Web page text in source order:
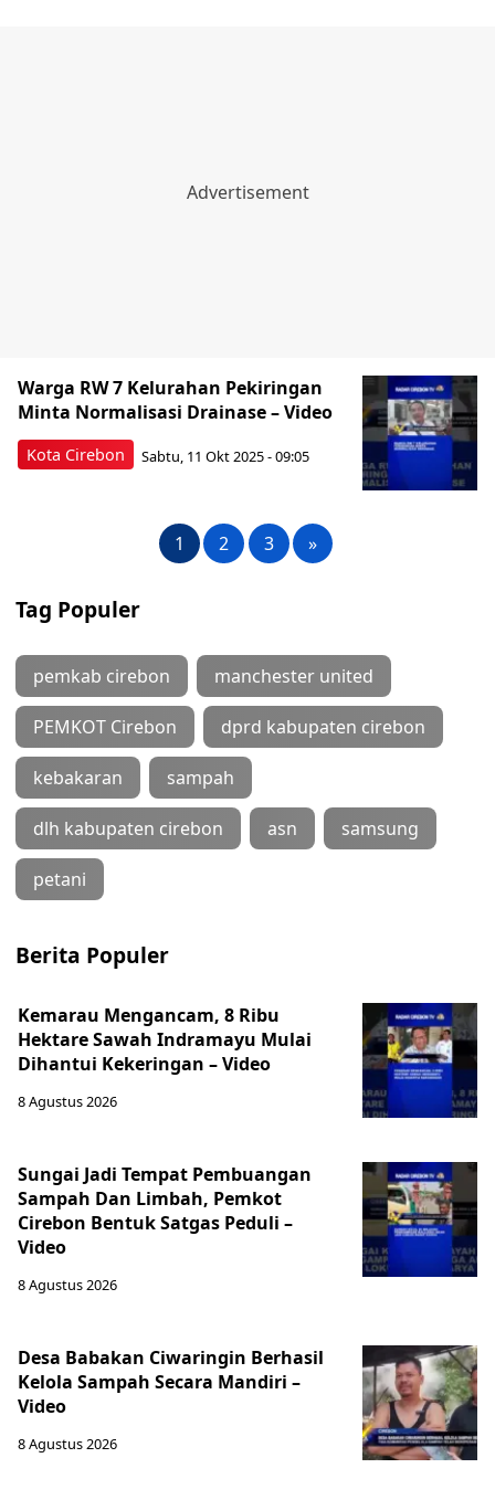
Kota Cirebon
Warga RW 7 Kelurahan Pekiringan
Minta Normalisasi Drainase – Video
Sabtu, 11 Okt 2025 - 09:05
1 2 3 »
Tag Populer
pemkab cirebon manchester united
PEMKOT Cirebon dprd kabupaten cirebon
kebakaran sampah
dlh kabupaten cirebon asn samsung
petani
Berita Populer
Kemarau Mengancam, 8 Ribu
Hektare Sawah Indramayu Mulai
Dihantui Kekeringan – Video
8 Agustus 2026
Sungai Jadi Tempat Pembuangan
Sampah Dan Limbah, Pemkot
Cirebon Bentuk Satgas Peduli –
Video
8 Agustus 2026
Desa Babakan Ciwaringin Berhasil
Kelola Sampah Secara Mandiri –
Video
8 Agustus 2026